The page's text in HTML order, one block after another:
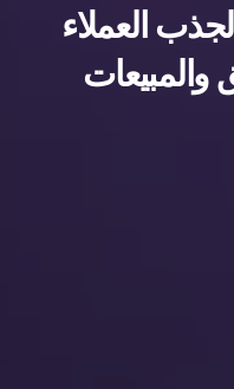
العملاء